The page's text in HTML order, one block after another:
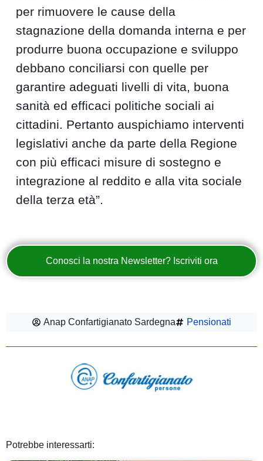
per rimuovere le cause della
stagnazione della domanda interna e per
produrre buona occupazione e sviluppo
debbano conciliarsi con quelle per
garantire adeguati livelli di vita, buona
sanità ed efficaci politiche sociali ai
cittadini. Pertanto auspichiamo interventi
legislativi anche da parte della Regione
con più efficaci misure di sostegno e
integrazione al reddito e alla vita sociale
della terza età”.
Conosci la nostra Newsletter? Iscriviti ora
Anap Confartigianato Sardegna Pensionati
Potrebbe interessarti: